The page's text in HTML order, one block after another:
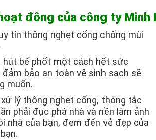
đông của công ty Minh
tín thông nghẹt cống chống mùi
hút bể phốt một cách hết sức
đảm bảo an toàn vệ sinh sạch sẽ
muốn.
lý thông nghẹt cống, thông tắc
phải đục phá nhà và nền làm ảnh
nhà của bạn, đem đến vẻ đẹp của